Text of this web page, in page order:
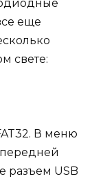
еще
свете:
В меню
передней
разъем USB